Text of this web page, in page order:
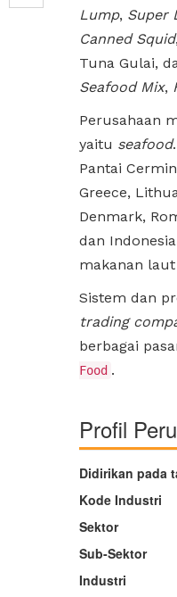
Lump, Super
Canned Squid,
Tuna Gulai,
Seafood Mix,
Perusahaan
yaitu seafood
Pantai
Greece,
Denmark,
dan
makanan
Sistem dan
trading
berbagai
Food .
Profil
Didirikan pada
Kode Industri
Sektor
Sub-Sektor
Industri